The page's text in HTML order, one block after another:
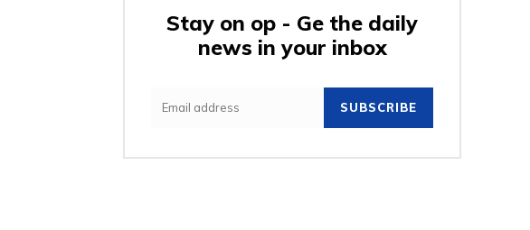
Stay on op - Ge the daily
news in your inbox
SUBSCRIBE